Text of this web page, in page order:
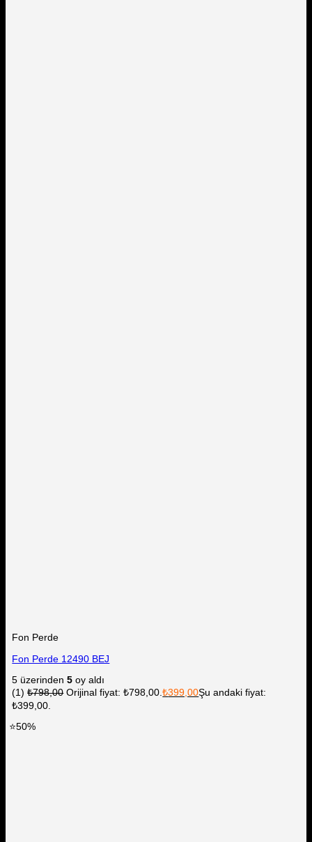
Fon Perde
Fon Perde 12490 BEJ
5 üzerinden5 oy aldı
(1) ₺798,00 Orijinal fiyat: ₺798,00.₺399,00Şu andaki fiyat:
₺399,00.
⭐50%